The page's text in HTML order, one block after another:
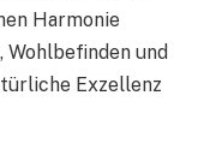
Harmonie
und
Exzellenz